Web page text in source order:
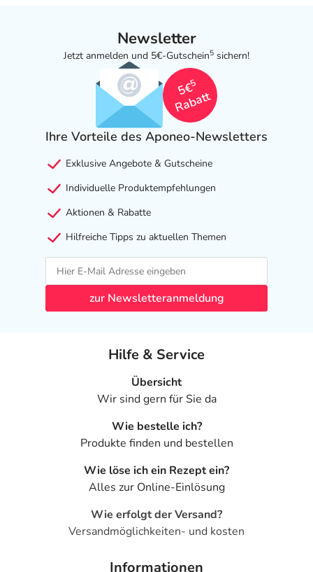
Newsletter
Jetzt anmelden und 5€-Gutschein5 sichern!
5€
5
Rabatt
Ihre Vorteile des Aponeo-Newsletters
Exklusive Angebote & Gutscheine
Individuelle Produktempfehlungen
Aktionen & Rabatte
Hilfreiche Tipps zu aktuellen Themen
zur Newsletteranmeldung
Hilfe & Service
Übersicht
Wir sind gern für Sie da
Wie bestelle ich?
Produkte finden und bestellen
Wie löse ich ein Rezept ein?
Alles zur Online-Einlösung
Wie erfolgt der Versand?
Versandmöglichkeiten- und kosten
Informationen